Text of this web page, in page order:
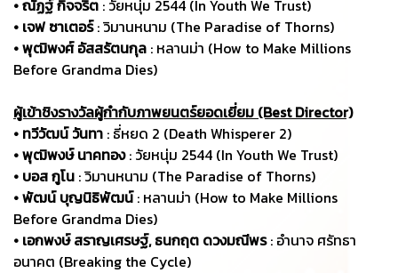
• ณัฏฐ์ กิจจริต : วัยหนุ่ม 2544 (In Youth We Trust)
• เจฟ ซาเตอร์: วิมานหนาม (The Paradise of Thorns)
• พุฒิพงศ์ อัสสรัตนกุล : หลานม่า (How to Make Millions
Before Grandma Dies)
ผู้เข้าชิงรางวัลผู้กำกับภาพยนตร์ยอดเยี่ยม (Best Director)
• ทวีวัฒน์ วันทา : ธี่หยด 2 (Death Whisperer 2)
• พุฒิพงษ์ นาคทอง: วัยหนุ่ม 2544 (In Youth We Trust)
• บอส กูโน : วิมานหนาม (The Paradise of Thorns)
• พัฒน์ บุญนิธิพัฒน์: หลานม่า (How to Make Millions
Before Grandma Dies)
• เอกพงษ์ สราญเศรษฐ์, ธนกฤต ดวงมณีพร: อำนาจ ศรัทธา
อนาคต (Breaking the Cycle)